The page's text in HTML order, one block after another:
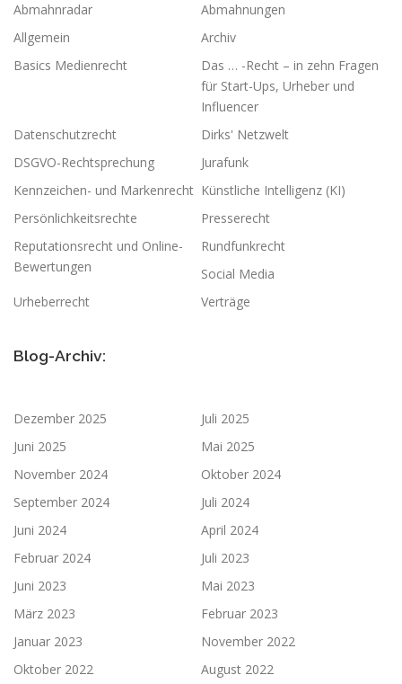
Abmahnradar
Abmahnungen
Allgemein
Archiv
Basics Medienrecht
Das … -Recht – in zehn Fragen
für Start-Ups, Urheber und
Influencer
Datenschutzrecht
Dirks' Netzwelt
DSGVO-Rechtsprechung
Jurafunk
Kennzeichen- und Markenrecht Künstliche Intelligenz (KI)
Persönlichkeitsrechte
Presserecht
Reputationsrecht und Online-
Bewertungen
Rundfunkrecht
Social Media
Urheberrecht
Verträge
Blog-Archiv:
Dezember 2025
Juli 2025
Juni 2025
Mai 2025
November 2024
Oktober 2024
September 2024
Juli 2024
Juni 2024
April 2024
Februar 2024
Juli 2023
Juni 2023
Mai 2023
März 2023
Februar 2023
Januar 2023
November 2022
Oktober 2022
August 2022